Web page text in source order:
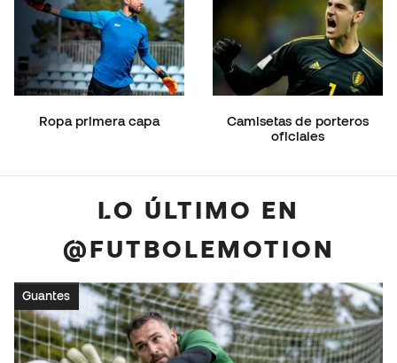
Ropa primera capa
Camisetas de porteros
oficiales
LO ÚLTIMO EN
@FUTBOLEMOTION
Guantes